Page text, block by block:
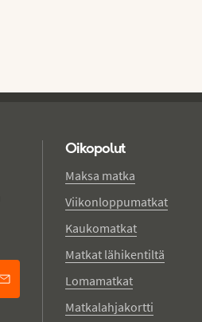
Oikopolut
Maksa matka
Viikonloppumatkat
Kaukomatkat
Matkat lähikentiltä
Lomamatkat
Matkalahjakortti